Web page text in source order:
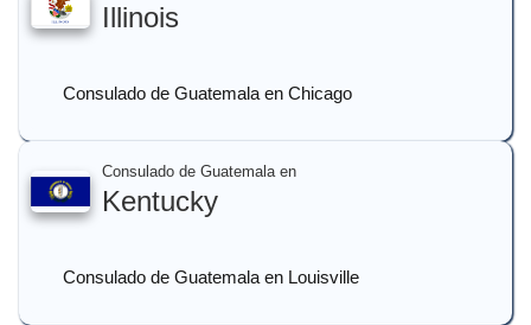
Illinois
Consulado de Guatemala en Chicago
Consulado de Guatemala en
Kentucky
Consulado de Guatemala en Louisville